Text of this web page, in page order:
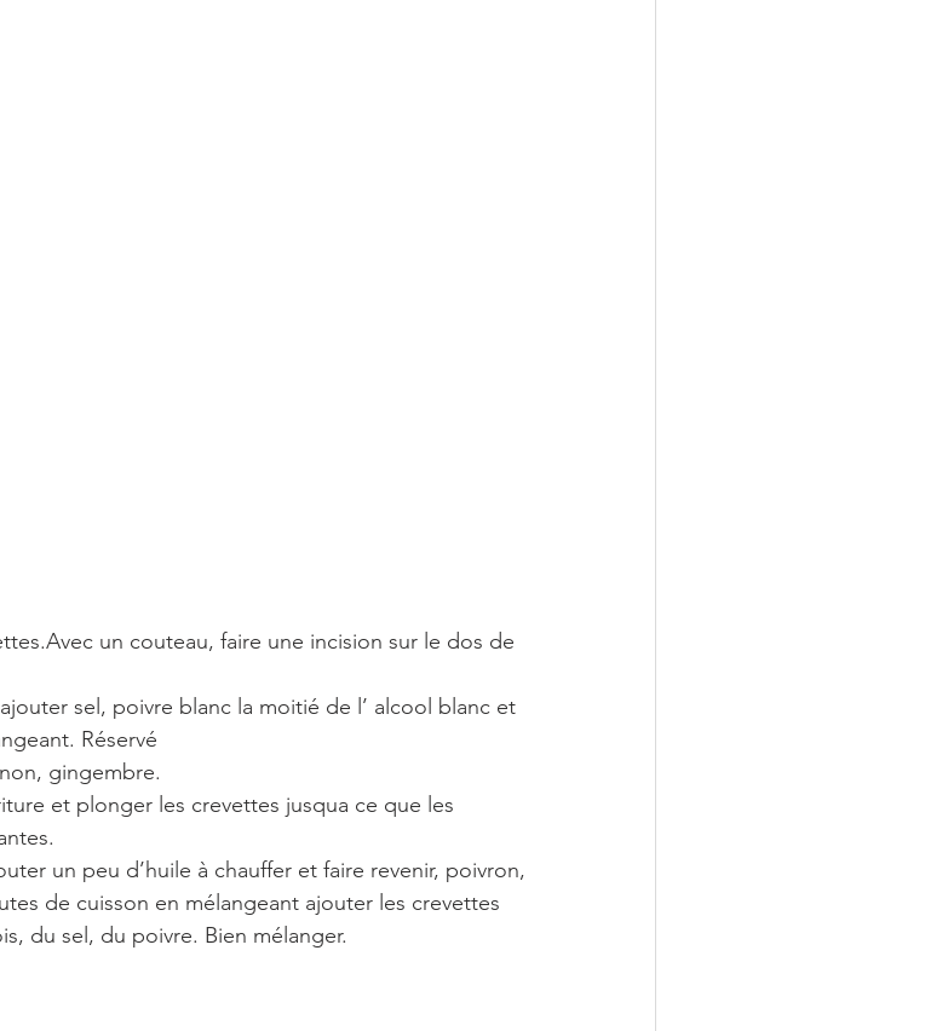
un couteau, faire une incision sur le dos de
sel, poivre blanc la moitié de l’ alcool blanc et
Réservé
gingembre.
et plonger les crevettes jusqua ce que les
un peu d’huile à chauffer et faire revenir, poivron,
de cuisson en mélangeant ajouter les crevettes
du sel, du poivre. Bien mélanger.